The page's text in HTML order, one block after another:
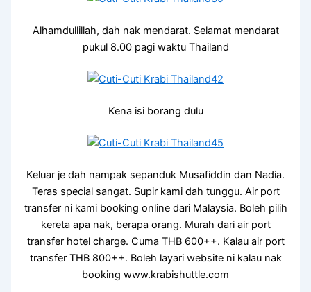
Alhamdullillah, dah nak mendarat. Selamat mendarat
pukul 8.00 pagi waktu Thailand
Kena isi borang dulu
Keluar je dah nampak sepanduk Musafiddin dan Nadia.
Teras special sangat. Supir kami dah tunggu. Air port
transfer ni kami booking online dari Malaysia. Boleh pilih
kereta apa nak, berapa orang. Murah dari air port
transfer hotel charge. Cuma THB 600++. Kalau air port
transfer THB 800++. Boleh layari website ni kalau nak
booking www.krabishuttle.com